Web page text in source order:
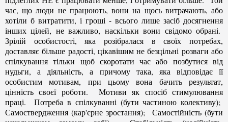
час, що люди не працюють, вони на щось витрачають, або
хотіли б витратити, і гроші - всього лише засіб досягнення
інших цілей, не важливо, наскільки вони свідомо обрані.
Зрілій особистості, яка розібралася в своїх потребах,
доставляє більше радості, цікавішим не безцільні розваги або
спілкування тільки щоб скоротати час або позбутися від
нудьги, а діяльність, а причому така, яка відповідає її
особистим мотивам, при цьому вона бачить результат,
цінність своєї роботи. Мотиви як спосіб стимулювання
праці. Потреба в спілкуванні (бути частиною колективу);
Самоствердження (кар'єрне зростання); Самостійність (бути